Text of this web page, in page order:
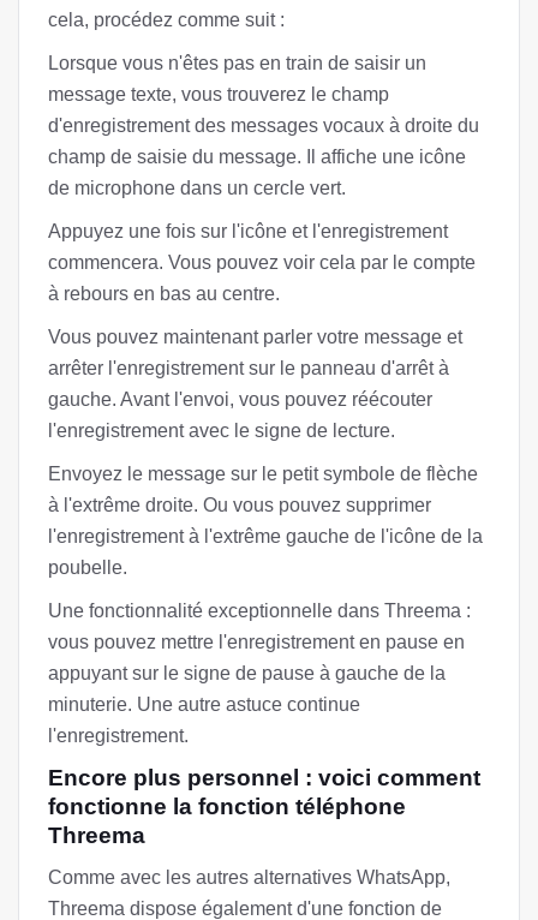
cela, procédez comme suit :
Lorsque vous n'êtes pas en train de saisir un
message texte, vous trouverez le champ
d'enregistrement des messages vocaux à droite du
champ de saisie du message. Il affiche une icône
de microphone dans un cercle vert.
Appuyez une fois sur l'icône et l'enregistrement
commencera. Vous pouvez voir cela par le compte
à rebours en bas au centre.
Vous pouvez maintenant parler votre message et
arrêter l'enregistrement sur le panneau d'arrêt à
gauche. Avant l'envoi, vous pouvez réécouter
l'enregistrement avec le signe de lecture.
Envoyez le message sur le petit symbole de flèche
à l'extrême droite. Ou vous pouvez supprimer
l'enregistrement à l'extrême gauche de l'icône de la
poubelle.
Une fonctionnalité exceptionnelle dans Threema :
vous pouvez mettre l'enregistrement en pause en
appuyant sur le signe de pause à gauche de la
minuterie. Une autre astuce continue
l'enregistrement.
Encore plus personnel : voici comment
fonctionne la fonction téléphone
Threema
Comme avec les autres alternatives WhatsApp,
Threema dispose également d'une fonction de